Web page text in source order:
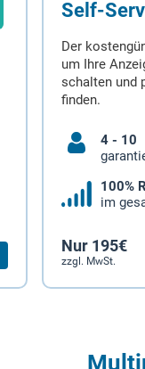
Self-
Der
um Ihre
schalten und
finden.
4 - 10
100%
im
Nur 195€
zzgl. MwSt.